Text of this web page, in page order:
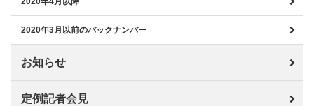
2020年3月以前のバックナンバー
お知らせ
定例記者会見